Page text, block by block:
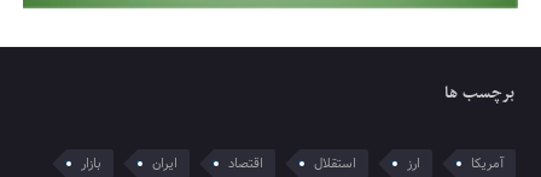
برچسب ها
آمریکا ارز استقلال اقتصاد ایران
بازار